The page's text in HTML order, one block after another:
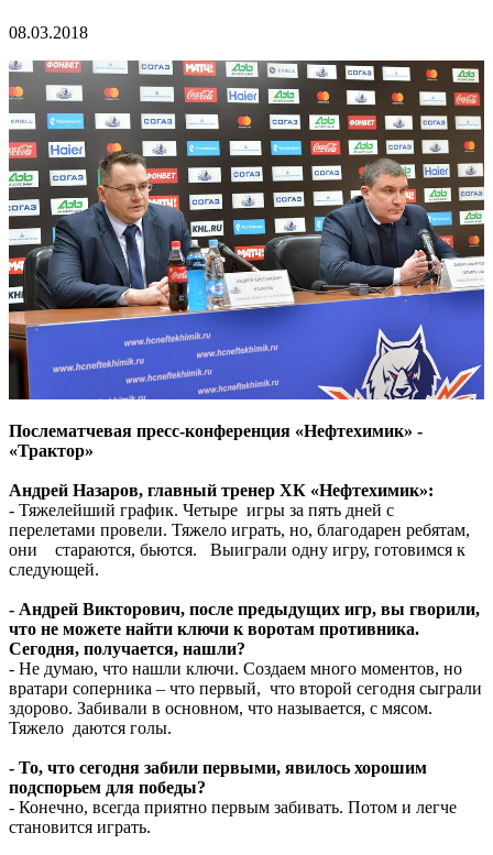
08.03.2018
Послематчевая пресс-конференция «Нефтехимик» -
«Трактор»
Андрей Назаров, главный тренер ХК «Нефтехимик»:
- Тяжелейший график. Четыре игры за пять дней с
перелетами провели. Тяжело играть, но, благодарен ребятам,
они стараются, бьются. Выиграли одну игру, готовимся к
следующей.
- Андрей Викторович, после предыдущих игр, вы гворили,
что не можете найти ключи к воротам противника.
Сегодня, получается, нашли?
- Не думаю, что нашли ключи. Создаем много моментов, но
вратари соперника – что первый, что второй сегодня сыграли
здорово. Забивали в основном, что называется, с мясом.
Тяжело даются голы.
- То, что сегодня забили первыми, явилось хорошим
подспорьем для победы?
- Конечно, всегда приятно первым забивать. Потом и легче
становится играть.